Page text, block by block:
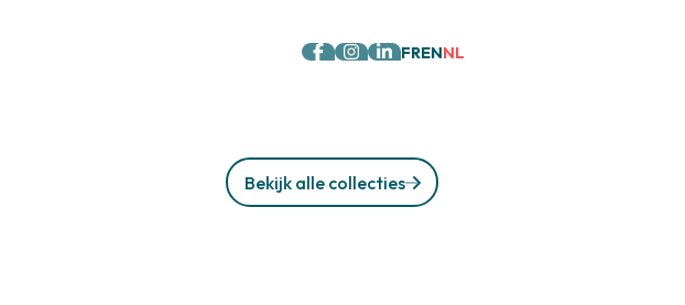
FRENNL
Bekijk alle collecties